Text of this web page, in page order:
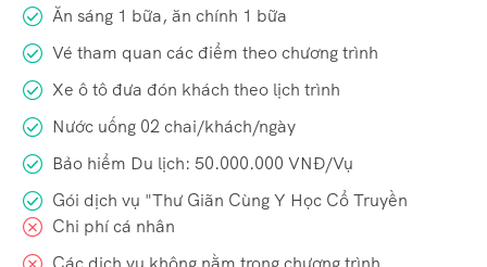
Ăn sáng 1 bữa, ăn chính 1 bữa
Vé tham quan các điểm theo chương trình
Xe ô tô đưa đón khách theo lịch trình
Nước uống 02 chai/khách/ngày
Bảo hiểm Du lịch: 50.000.000 VNĐ/Vụ
Gói dịch vụ "Thư Giãn Cùng Y Học Cổ Truyền
Chi phí cá nhân